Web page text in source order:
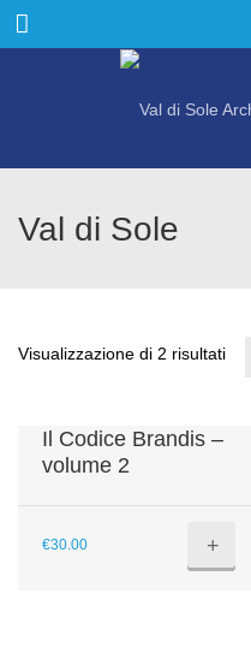
Menu
Val di Sole
Visualizzazione di 2 risultati
Il Codice Brandis –
volume 2
€30.00 +